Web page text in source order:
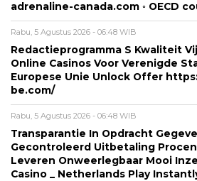
adrenaline-canada.com ◦ OECD
Rabu, 5 Agustus 2026 - 06:48 WIB
Redactieprogramma S Kwaliteit
Online Casinos Voor Verenigde
Europese Unie Unlock Offer
be.com/
Rabu, 5 Agustus 2026 - 06:48 WIB
Transparantie In Opdracht
Gecontroleerd Uitbetaling
Leveren Onweerlegbaar Mooi
Casino _ Netherlands Play